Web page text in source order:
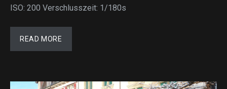
ISO: 200 Verschlusszeit: 1/180s
READ MORE